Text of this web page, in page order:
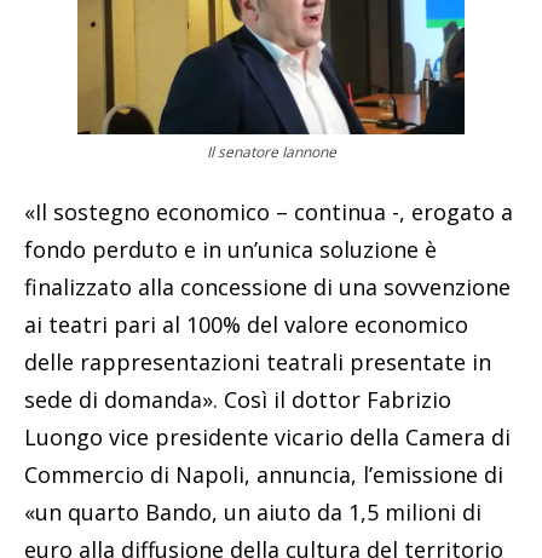
Il senatore Iannone
«Il sostegno economico – continua -, erogato a
fondo perduto e in un’unica soluzione è
finalizzato alla concessione di una sovvenzione
ai teatri pari al 100% del valore economico
delle rappresentazioni teatrali presentate in
sede di domanda». Così il dottor Fabrizio
Luongo vice presidente vicario della Camera di
Commercio di Napoli, annuncia, l’emissione di
«un quarto Bando, un aiuto da 1,5 milioni di
euro alla diffusione della cultura del territorio